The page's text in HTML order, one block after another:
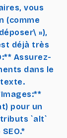
vous
(comme
»),
déjà très
Assurez-
dans le
pour un
`alt`